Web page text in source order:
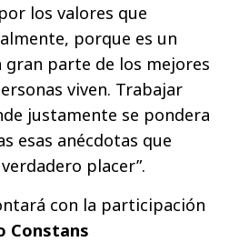
los valores que
porque es un
parte de los mejores
viven. Trabajar
justamente se pondera
esas anécdotas que
placer”.
con la participación
Constans